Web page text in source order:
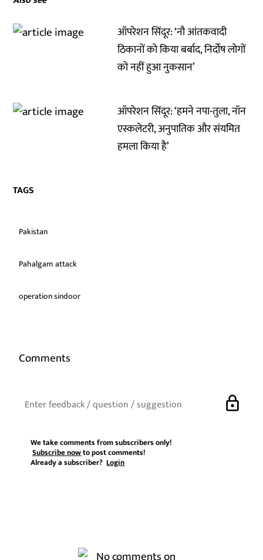
ऑपरेशन सिंदूर: ‘नौ आंतकवादी
ठिकानों को किया बर्बाद, निर्दोष लोगों
को नहीं हुआ नुकसान’
ऑपरेशन सिंदूर: ‘हमने नपा-तुला, नॉन
एस्कलेटरी, अनुपातिक और संयमित
हमला किया है’
TAGS
Pakistan
Pahalgam attack
operation sindoor
Comments
lock
We take comments from subscribers only!
Subscribe nowto post comments!
Already a subscriber?Login